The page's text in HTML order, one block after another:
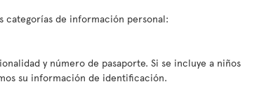
categorías de información personal:
y número de pasaporte. Si se incluye a niños
su información de identificación.